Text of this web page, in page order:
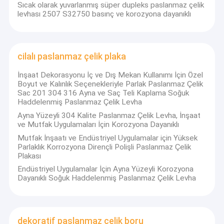
Sıcak Haddelenmiş Paslanmaz Çelik Rulo
316L paslanmaz çelik levha
316L Paslanmaz Çelik Boru
2205 Paslanmaz çelik levha
cilalı paslanmaz çelik plaka
dekoratif paslanmaz çelik boru
Paslanmaz çelik çubuk
Sıcak olarak yuvarlanmış süper dupleks paslanmaz çelik
levhası 2507 S32750 basınç ve korozyona dayanıklı
cilalı paslanmaz çelik plaka
İnşaat Dekorasyonu İç ve Dış Mekan Kullanımı İçin Özel
Boyut ve Kalınlık Seçenekleriyle Parlak Paslanmaz Çelik
Sac 201 304 316 Ayna ve Saç Teli Kaplama Soğuk
Haddelenmiş Paslanmaz Çelik Levha
Ayna Yüzeyli 304 Kalite Paslanmaz Çelik Levha, İnşaat
ve Mutfak Uygulamaları İçin Korozyona Dayanıklı
Mutfak İnşaatı ve Endüstriyel Uygulamalar için Yüksek
Parlaklık Korrozyona Dirençli Polişli Paslanmaz Çelik
Plakası
Endüstriyel Uygulamalar İçin Ayna Yüzeyli Korozyona
Dayanıklı Soğuk Haddelenmiş Paslanmaz Çelik Levha
dekoratif paslanmaz çelik boru